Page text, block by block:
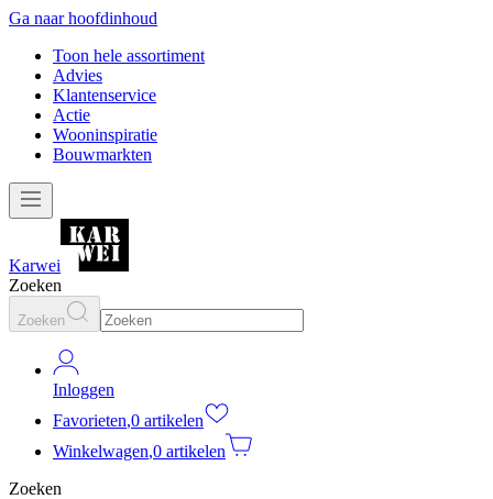
Ga naar hoofdinhoud
Toon hele assortiment
Advies
Klantenservice
Actie
Wooninspiratie
Bouwmarkten
Karwei
Zoeken
Zoeken
Inloggen
Favorieten,0 artikelen
Winkelwagen,0 artikelen
Zoeken